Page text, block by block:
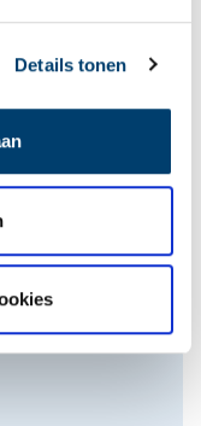
Details tonen